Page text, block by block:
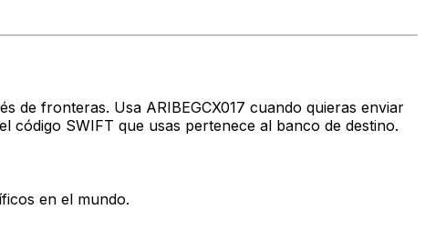
de fronteras. Usa ARIBEGCX017 cuando quieras enviar
código SWIFT que usas pertenece al banco de destino.
en el mundo.